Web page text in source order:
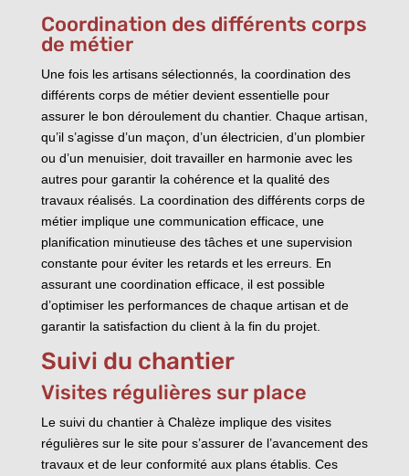
Coordination des différents corps
de métier
Une fois les artisans sélectionnés, la coordination des
différents corps de métier devient essentielle pour
assurer le bon déroulement du chantier. Chaque artisan,
qu’il s’agisse d’un maçon, d’un électricien, d’un plombier
ou d’un menuisier, doit travailler en harmonie avec les
autres pour garantir la cohérence et la qualité des
travaux réalisés. La coordination des différents corps de
métier implique une communication efficace, une
planification minutieuse des tâches et une supervision
constante pour éviter les retards et les erreurs. En
assurant une coordination efficace, il est possible
d’optimiser les performances de chaque artisan et de
garantir la satisfaction du client à la fin du projet.
Suivi du chantier
Visites régulières sur place
Le suivi du chantier à Chalèze implique des visites
régulières sur le site pour s’assurer de l’avancement des
travaux et de leur conformité aux plans établis. Ces